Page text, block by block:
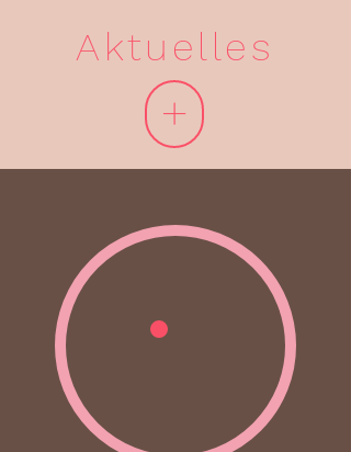
Aktuelles
+